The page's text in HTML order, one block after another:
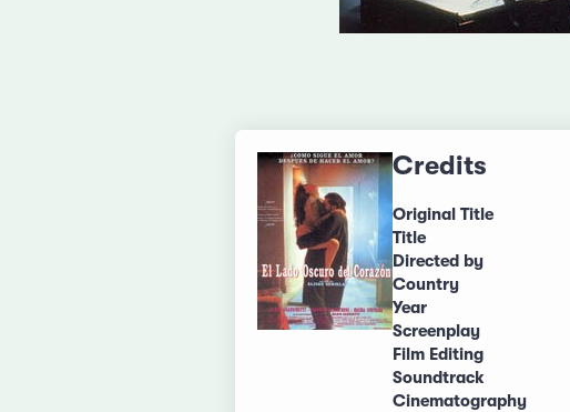
Credits
Original Title
Title
Directed by
Country
Year
Screenplay
Film Editing
Soundtrack
Cinematography